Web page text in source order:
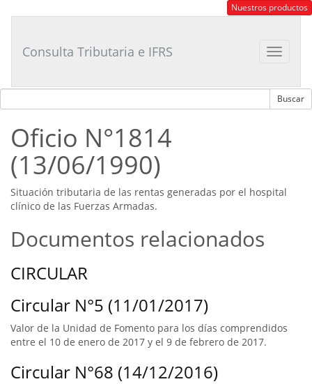
Tributario
Nuestros productos
Toggle
Consulta Tributaria e IFRS
Oficio N°1814
(13/06/1990)
Situación tributaria de las rentas generadas por el hospital
clínico de las Fuerzas Armadas.
Documentos relacionados
CIRCULAR
Circular N°5 (11/01/2017)
Valor de la Unidad de Fomento para los días comprendidos
entre el 10 de enero de 2017 y el 9 de febrero de 2017.
Circular N°68 (14/12/2016)